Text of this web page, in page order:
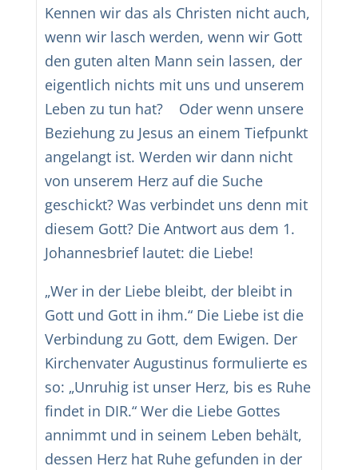
Kennen wir das als Christen nicht auch,
wenn wir lasch werden, wenn wir Gott
den guten alten Mann sein lassen, der
eigentlich nichts mit uns und unserem
Leben zu tun hat? Oder wenn unsere
Beziehung zu Jesus an einem Tiefpunkt
angelangt ist. Werden wir dann nicht
von unserem Herz auf die Suche
geschickt? Was verbindet uns denn mit
diesem Gott? Die Antwort aus dem 1.
Johannesbrief lautet: die Liebe!
„Wer in der Liebe bleibt, der bleibt in
Gott und Gott in ihm.“ Die Liebe ist die
Verbindung zu Gott, dem Ewigen. Der
Kirchenvater Augustinus formulierte es
so: „Unruhig ist unser Herz, bis es Ruhe
findet in DIR.“ Wer die Liebe Gottes
annimmt und in seinem Leben behält,
dessen Herz hat Ruhe gefunden in der